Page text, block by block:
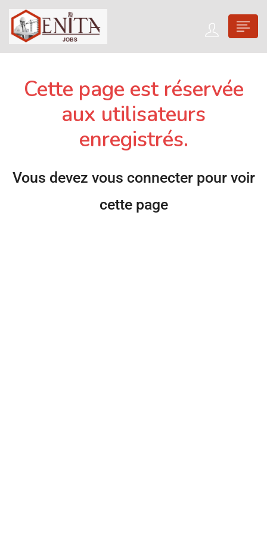
Cette page est réservée
aux utilisateurs
enregistrés.
Vous devez vous connecter pour voir
cette page